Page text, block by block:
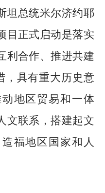
坦总统米尔济约耶
目正式启动是落实
利合作、推进共建
，具有重大历史意
地区贸易和一体
文联系，搭建起文
福地区国家和人